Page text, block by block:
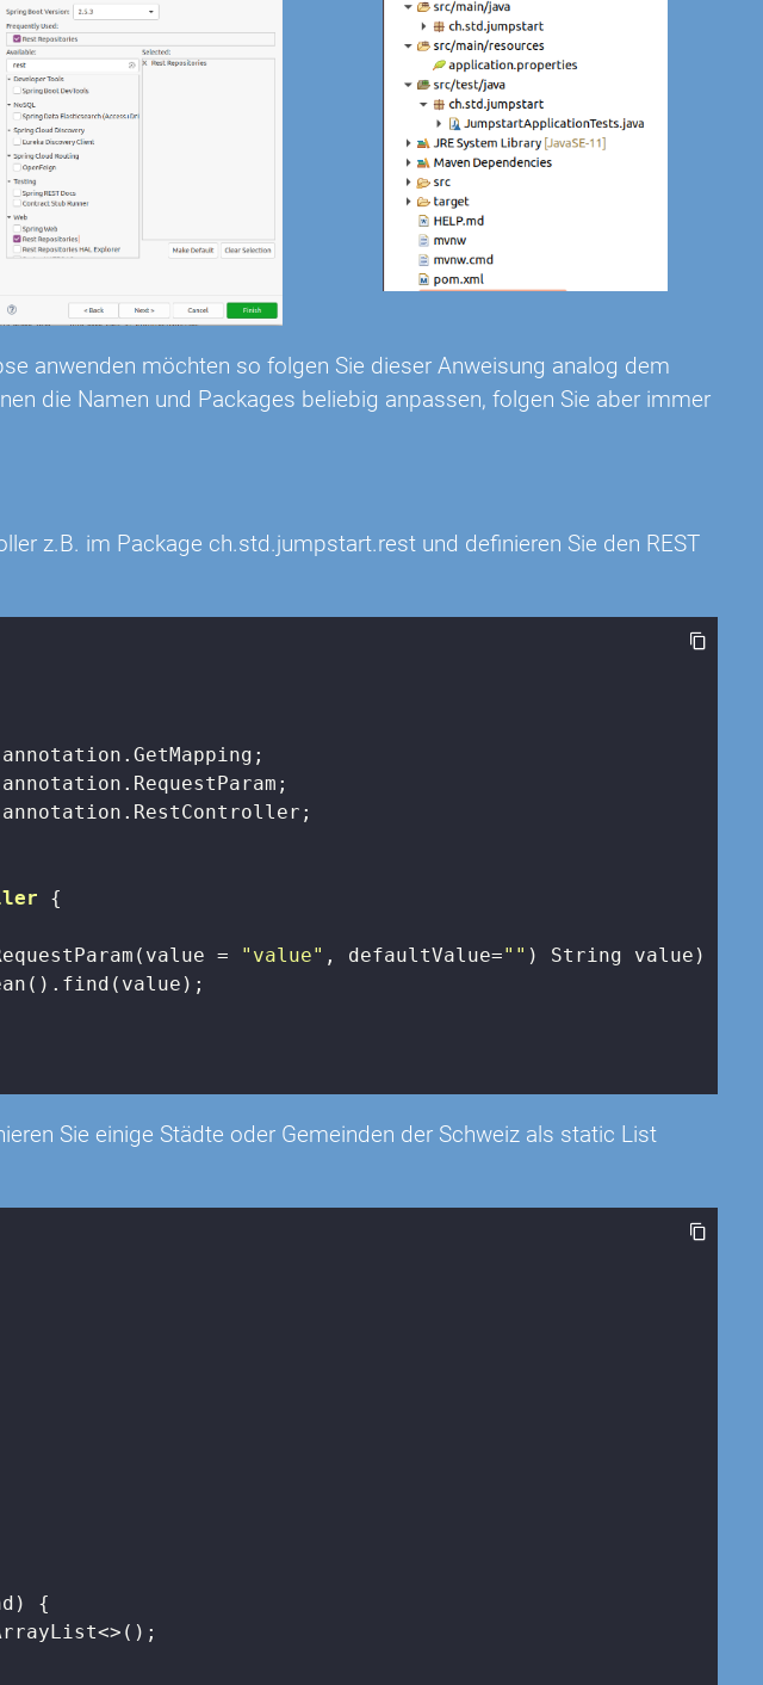
anwenden möchten so folgen Sie dieser Anweisung analog dem
die Namen und Packages beliebig anpassen, folgen Sie aber immer
z.B. im Package ch.std.jumpstart.rest und definieren Sie den REST
{
= "value" , defaultValue="" ) String value)
Sie einige Städte oder Gemeinden der Schweiz als static List
{